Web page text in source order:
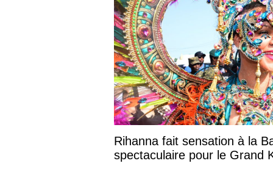
Rihanna fait sensation à la
spectaculaire pour le Grand